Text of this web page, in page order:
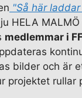
"Så här
HELA
medlemmar i
bilder och är
projektet rullar